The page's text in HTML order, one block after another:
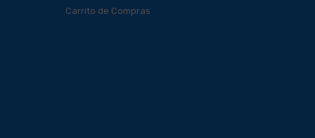
Carrito de Compras